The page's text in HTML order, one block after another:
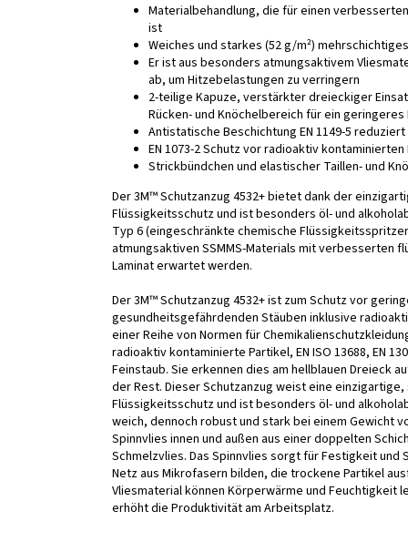
Materialbehandlung, die für einen
ist
Weiches und starkes (52 g/m²)
Er ist aus besonders atmungsaktivem
ab, um Hitzebelastungen zu verringern
2-teilige Kapuze, verstärkter dreieckiger
Rücken- und Knöchelbereich für ein
Antistatische Beschichtung EN 1149-5
EN 1073-2 Schutz vor radioaktiv kontaminierten
Strickbündchen und elastischer Taillen- und
Der 3M™ Schutzanzug 4532+ bietet dank der
Flüssigkeitsschutz und ist besonders öl- und
Typ 6 (eingeschränkte chemische
atmungsaktiven SSMMS-Materials mit verbesserten
Laminat erwartet werden.
Der 3M™ Schutzanzug 4532+ ist zum Schutz vor
gesundheitsgefährdenden Stäuben inklusive
einer Reihe von Normen für
radioaktiv kontaminierte Partikel, EN ISO 13688, EN
Feinstaub. Sie erkennen dies am hellblauen Dreieck
der Rest. Dieser Schutzanzug weist eine
Flüssigkeitsschutz und ist besonders öl- und
weich, dennoch robust und stark bei einem Gewicht
Spinnvlies innen und außen aus einer doppelten
Schmelzvlies. Das Spinnvlies sorgt für Festigkeit
Netz aus Mikrofasern bilden, die trockene Partikel
Vliesmaterial können Körperwärme und
erhöht die Produktivität am Arbeitsplatz.